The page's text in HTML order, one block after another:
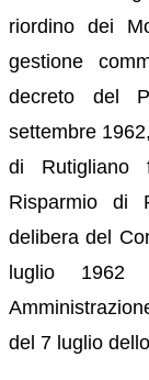
riordino dei
gestione
decreto del
settembre
di Rutigliano
Risparmio di
delibera del
luglio
del 7 luglio